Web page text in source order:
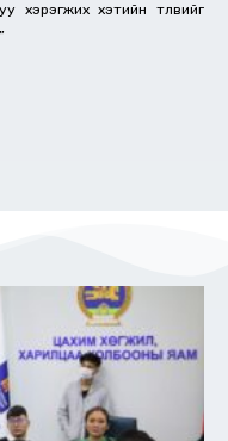
хэрэгжих хэтийн төлөвийг